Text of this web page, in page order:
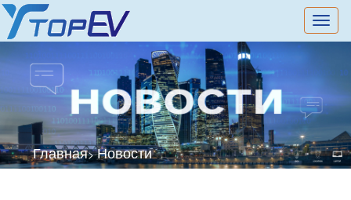
切
换
Главная>Новости